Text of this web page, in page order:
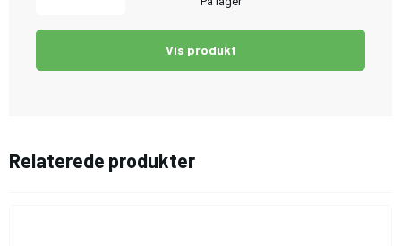
Vis produkt
Relaterede produkter